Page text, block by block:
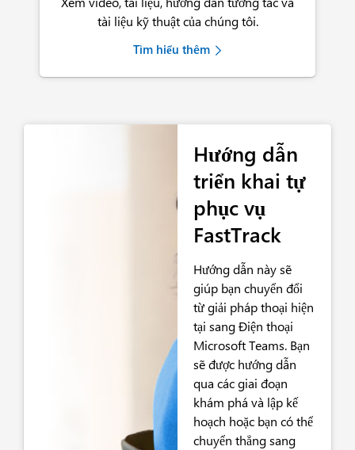
tài liệu kỹ thuật của chúng tôi.
Tìm hiểu thêm
Hướng dẫn
triển khai tự
phục vụ
FastTrack
Hướng dẫn này sẽ
giúp bạn chuyển đổi
từ giải pháp thoại hiện
tại sang Điện thoại
Microsoft Teams. Bạn
sẽ được hướng dẫn
qua các giai đoạn
khám phá và lập kế
hoạch hoặc bạn có thể
chuyển thẳng sang